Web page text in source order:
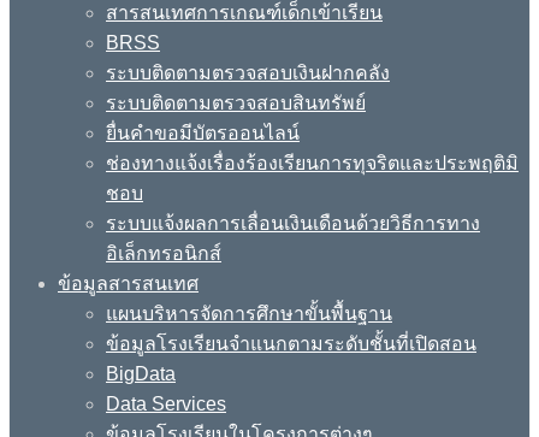
สารสนเทศการเกณฑ์เด็กเข้าเรียน
BRSS
ระบบติดตามตรวจสอบเงินฝากคลัง
ระบบติดตามตรวจสอบสินทรัพย์
ยื่นคำขอมีบัตรออนไลน์
ช่องทางแจ้งเรื่องร้องเรียนการทุจริตและประพฤติมิ
ชอบ
ระบบแจ้งผลการเลื่อนเงินเดือนด้วยวิธีการทาง
อิเล็กทรอนิกส์
ข้อมูลสารสนเทศ
แผนบริหารจัดการศึกษาขั้นพื้นฐาน
ข้อมูลโรงเรียนจำแนกตามระดับชั้นที่เปิดสอน
BigData
Data Services